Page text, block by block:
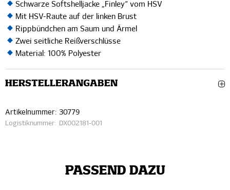
Schwarze Softshelljacke „Finley“ vom HSV
Mit HSV-Raute auf der linken Brust
Rippbündchen am Saum und Ärmel
Zwei seitliche Reißverschlüsse
Material: 100% Polyester
HERSTELLERANGABEN
Artikelnummer: 30779
Logistiknummer: DX002181-001
PASSEND DAZU